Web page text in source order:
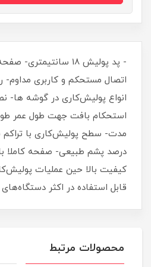
- پد پولیش 18
اتصال مستحکم و کاربری
انواع پولیش‌کاری در گوشه
استحکام بافت جهت طول عمر
درصد پشم طبیعی- صفحه کاملا
کیفیت بالا حین عملیات
قابل استفاده در اکثر
محصولات مرتبط